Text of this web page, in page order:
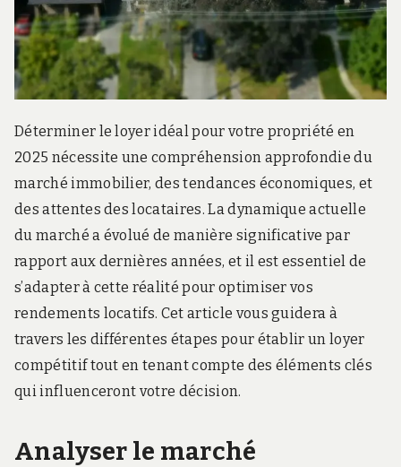
r
d
s
.
f
r
Déterminer le loyer idéal pour votre propriété en
2025 nécessite une compréhension approfondie du
marché immobilier, des tendances économiques, et
des attentes des locataires. La dynamique actuelle
du marché a évolué de manière significative par
rapport aux dernières années, et il est essentiel de
s’adapter à cette réalité pour optimiser vos
rendements locatifs. Cet article vous guidera à
travers les différentes étapes pour établir un loyer
compétitif tout en tenant compte des éléments clés
qui influenceront votre décision.
Analyser le marché